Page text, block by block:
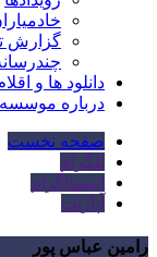
گزارش
دانلود ها و
درباره موسسه
صفحه نخست
تلگرام
اینستاگرام
آپارات
رامین عباس پور